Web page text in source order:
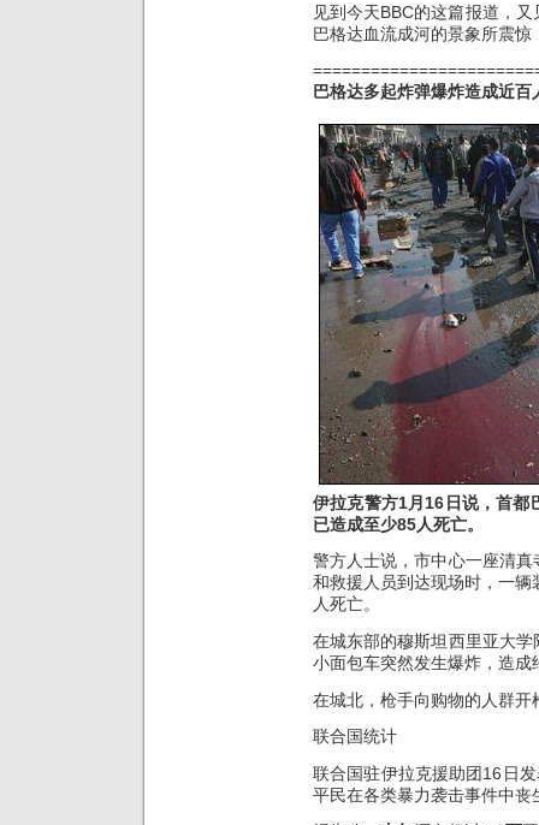
见到今天BBC的这篇报道，
巴格达血流成河的景象所震
巴格达多起炸弹爆炸造成近百
伊拉克警方1月16日说，首都
已造成至少85人死亡。
警方人士说，市中心一座清
和救援人员到达现场时，一
人死亡。
在城东部的穆斯坦西里亚大
小面包车突然发生爆炸，造
在城北，枪手向购物的人群开
联合国统计
联合国驻伊拉克援助团16日
平民在各类暴力袭击事件中丧